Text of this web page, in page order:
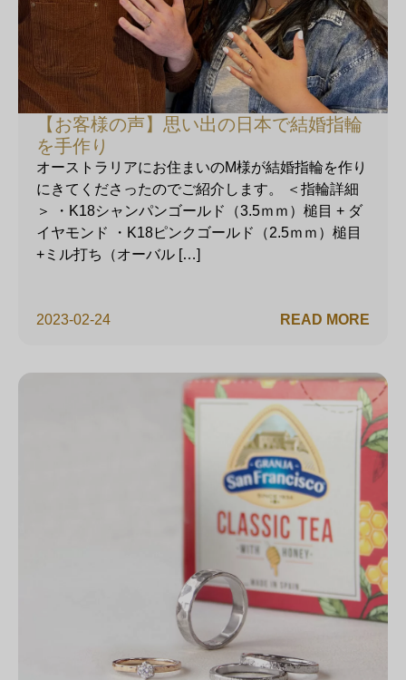
【お客様の声】思い出の日本で結婚指輪
を手作り
2023-02-24
オーストラリアにお住まいのM様が結婚指輪を作り
にきてくださったのでご紹介します。 ＜指輪詳細
＞ ・K18シャンパンゴールド（3.5ｍｍ）槌目 + ダ
イヤモンド ・K18ピンクゴールド（2.5ｍｍ）槌目
+ミル打ち（オーバル […]
READ MORE